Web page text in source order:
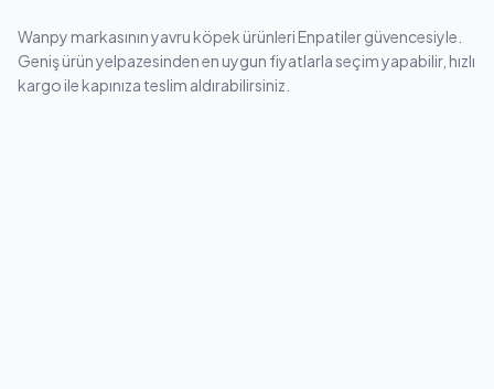
Wanpy markasının yavru köpek ürünleri Enpatiler güvencesiyle.
Geniş ürün yelpazesinden en uygun fiyatlarla seçim yapabilir, hızlı
kargo ile kapınıza teslim aldırabilirsiniz.